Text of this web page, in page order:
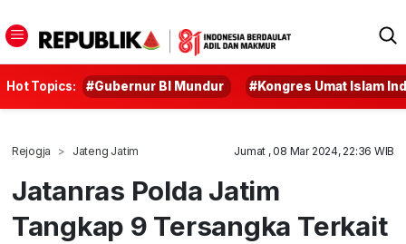
Hot Topics: #Gubernur BI Mundur #Kongres Umat Islam
Rejogja Jateng Jatim Jumat , 08 Mar 2024, 22:36 WIB
Jatanras Polda Jatim
Tangkap 9 Tersangka Terkait